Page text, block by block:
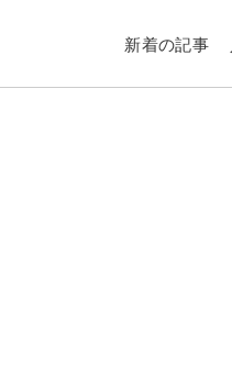
新着の記事